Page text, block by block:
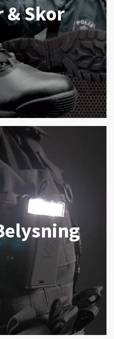
& Skor